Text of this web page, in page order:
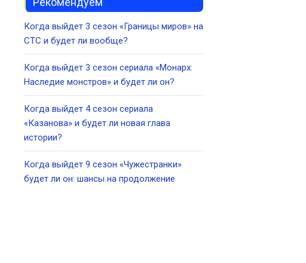
Когда выйдет 3 сезон «Границы миров» на
СТС и будет ли вообще?
Когда выйдет 3 сезон сериала «Монарх:
Наследие монстров» и будет ли он?
Когда выйдет 4 сезон сериала
«Казанова» и будет ли новая глава
истории?
Когда выйдет 9 сезон «Чужестранки»
будет ли он: шансы на продолжение